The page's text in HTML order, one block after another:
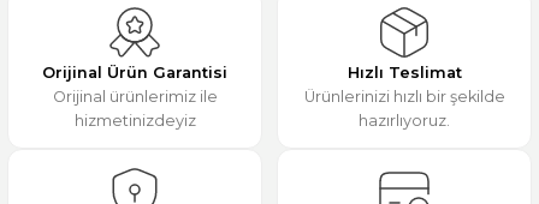
Ürün resmi kalitesiz, bozuk veya görüntülenemiyor.
Ürün açıklamasında eksik bilgiler bulunuyor.
Ürün bilgilerinde hatalar bulunuyor.
Ürün fiyatı diğer sitelerden daha pahalı.
Bu ürüne benzer farklı alternatifler olmalı.
M... K... | 31/12/2025
Deneyimini Paylaş
Orijinal Ürün Garantisi
Orijinal ürünlerimiz ile
hizmetinizdeyiz
Hızlı Teslimat
Ürünlerinizi hızlı bir şekilde
hazırlıyoruz.